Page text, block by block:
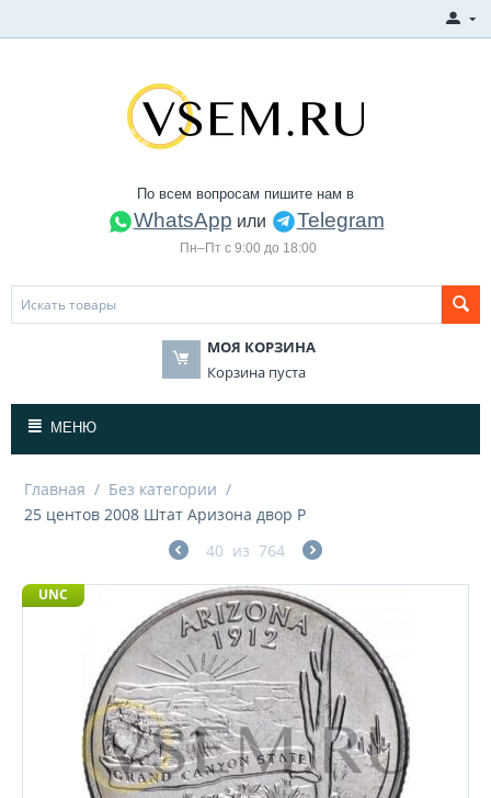
По всем вопросам пишите нам в
WhatsApp или Telegram
Пн–Пт с 9:00 до 18:00
МОЯ КОРЗИНА
Корзина пуста
МЕНЮ
Главная / Без категории /
25 центов 2008 Штат Аризона двор P
40 из 764
UNC